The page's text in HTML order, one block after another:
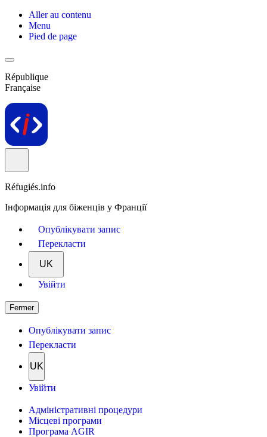
Aller au contenu
Menu
Pied de page
République
Française
Réfugiés.info
Інформація для біженців у Франції
Опублікувати запис
Перекласти
UK
Увійти
Fermer
Опублікувати запис
Перекласти
UK
Увійти
Адміністративні процедури
Місцеві програми
Програма AGIR